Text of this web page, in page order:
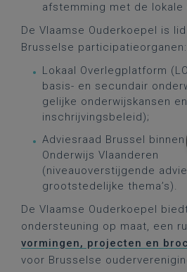
afstemming met de lokale
De Vlaamse Ouderkoepel is
Brusselse participatieorganen:
Lokaal Overlegplatform
basis- en secundair
gelijke onderwijskansen en
inschrijvingsbeleid);
Adviesraad Brussel binnen
Onderwijs Vlaanderen
(niveauoverstijgende
grootstedelijke thema’s).
De Vlaamse Ouderkoepel
ondersteuning op maat, een
vormingen, projecten en
voor Brusselse